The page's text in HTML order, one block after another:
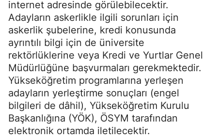
internet adresinde görülebilecektir.
Adayların askerlikle ilgili sorunları için
askerlik şubelerine, kredi konusunda
ayrıntılı bilgi için de üniversite
rektörlüklerine veya Kredi ve Yurtlar Genel
Müdürlüğüne başvurmaları gerekmektedir.
Yükseköğretim programlarına yerleşen
adayların yerleştirme sonuçları (engel
bilgileri de dâhil), Yükseköğretim Kurulu
Başkanlığına (YÖK), ÖSYM tarafından
elektronik ortamda iletilecektir.